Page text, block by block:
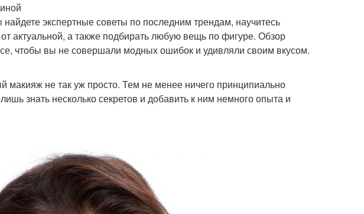
экспертные советы по последним трендам, научитесь
актуальной, а также подбирать любую вещь по фигуре. Обзор
чтобы вы не совершали модных ошибок и удивляли своим вкусом.
не так уж просто. Тем не менее ничего принципиально
знать несколько секретов и добавить к ним немного опыта и